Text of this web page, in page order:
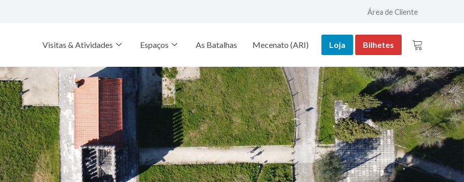
Área de Cliente
Visitas & Atividades Espaços As Batalhas Mecenato (ARI) Loja Bilhetes